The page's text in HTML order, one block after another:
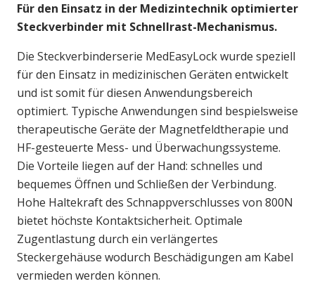
Für den Einsatz in der Medizintechnik optimierter
Steckverbinder mit Schnellrast-Mechanismus.
Die Steckverbinderserie MedEasyLock wurde speziell
für den Einsatz in medizinischen Geräten entwickelt
und ist somit für diesen Anwendungsbereich
optimiert. Typische Anwendungen sind bespielsweise
therapeutische Geräte der Magnetfeldtherapie und
HF-gesteuerte Mess- und Überwachungssysteme.
Die Vorteile liegen auf der Hand: schnelles und
bequemes Öffnen und Schließen der Verbindung.
Hohe Haltekraft des Schnappverschlusses von 800N
bietet höchste Kontaktsicherheit. Optimale
Zugentlastung durch ein verlängertes
Steckergehäuse wodurch Beschädigungen am Kabel
vermieden werden können.